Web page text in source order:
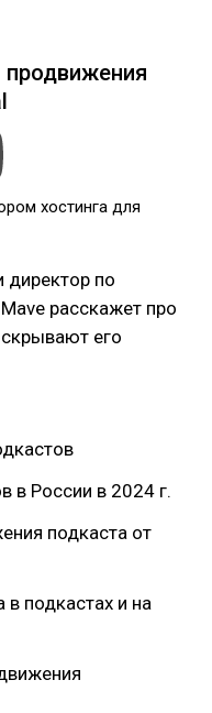
хостинга для
директор по
расскажет про
скрывают его
в России в 2024 г.
подкаста от
в подкастах и на